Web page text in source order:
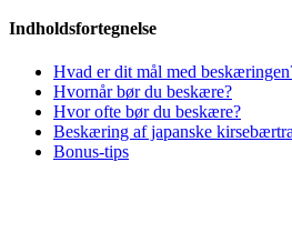
Indholdsfortegnelse
Hvad er dit mål med
Hvornår bør du beskære?
Hvor ofte bør du beskære?
Beskæring af japanske
Bonus-tips